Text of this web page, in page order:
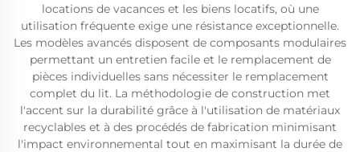
locations de vacances et les biens locatifs, où une
utilisation fréquente exige une résistance exceptionnelle.
Les modèles avancés disposent de composants modulaires
permettant un entretien facile et le remplacement de
pièces individuelles sans nécessiter le remplacement
complet du lit. La méthodologie de construction met
l'accent sur la durabilité grâce à l'utilisation de matériaux
recyclables et à des procédés de fabrication minimisant
l'impact environnemental tout en maximisant la durée de